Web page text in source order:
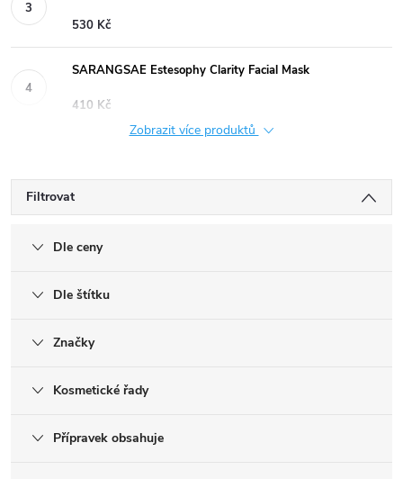
530 Kč
SARANGSAE Estesophy Clarity Facial Mask
410 Kč
Zobrazit více produktů
Filtrovat
Dle ceny
Dle štítku
Značky
Kosmetické řady
Přípravek obsahuje